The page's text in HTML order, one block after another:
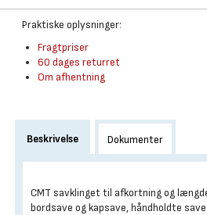
Praktiske oplysninger:
Fragtpriser
60 dages returret
Om afhentning
Beskrivelse Dokumenter
CMT savklinget til afkortning og
bordsave og kapsave, håndholdte